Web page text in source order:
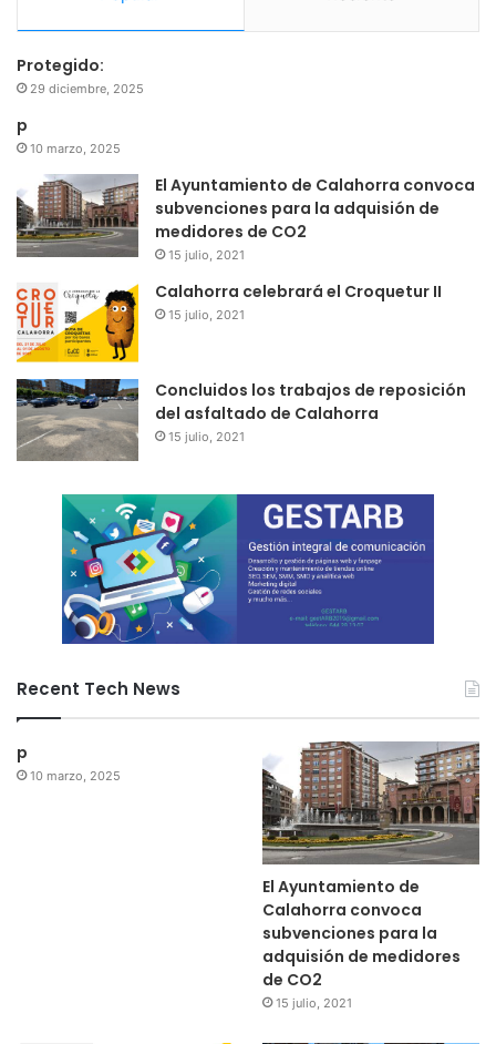
Protegido:
29 diciembre, 2025
p
10 marzo, 2025
El Ayuntamiento de Calahorra convoca
subvenciones para la adquisión de
medidores de CO2
15 julio, 2021
Calahorra celebrará el Croquetur II
15 julio, 2021
Concluidos los trabajos de reposición
del asfaltado de Calahorra
15 julio, 2021
Recent Tech News
p
10 marzo, 2025
El Ayuntamiento de
Calahorra convoca
subvenciones para la
adquisión de medidores
de CO2
15 julio, 2021